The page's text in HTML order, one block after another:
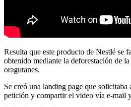
Resulta que este producto de Nestlé se
obtenido mediante la deforestación de
oragutanes.
Se creó una landing page que solicitaba
petición y compartir el video vía e-mail